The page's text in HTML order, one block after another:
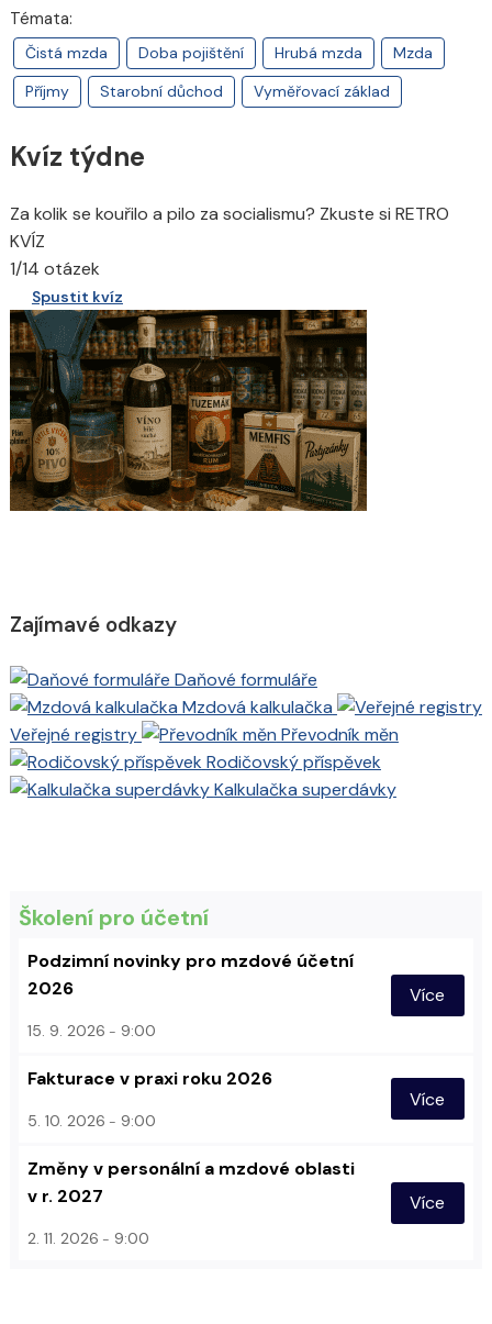
Témata:
Čistá mzda Doba pojištění Hrubá mzda
Mzda
Příjmy
Starobní důchod Vyměřovací základ
Kvíz týdne
Za kolik se kouřilo a pilo za socialismu? Zkuste si RETRO
KVÍZ
1/14 otázek
Spustit kvíz
Zajímavé odkazy
Daňové formuláře
Mzdová kalkulačka
Veřejné registry
Převodník měn
Rodičovský příspěvek
Kalkulačka superdávky
Školení pro účetní
Podzimní novinky pro mzdové účetní
2026
15. 9. 2026 9:00
Více
Fakturace v praxi roku 2026
5. 10. 2026 9:00
Více
Změny v personální a mzdové oblasti
v r. 2027
2. 11. 2026 9:00
Více